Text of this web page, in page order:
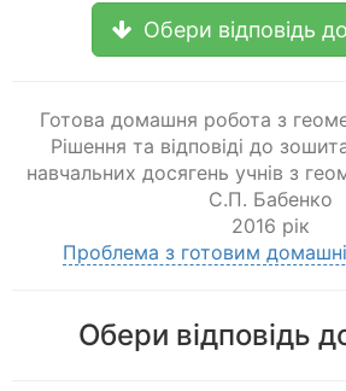
Обери відповідь
Готова домашня робота з
Рішення та відповіді до
навчальних досягень учнів з
С.П. Бабенко
2016 рік
Проблема з готовим
Обери відповідь